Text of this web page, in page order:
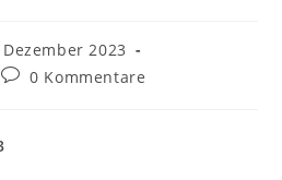
2023
Beitrags-
0 Kommentare